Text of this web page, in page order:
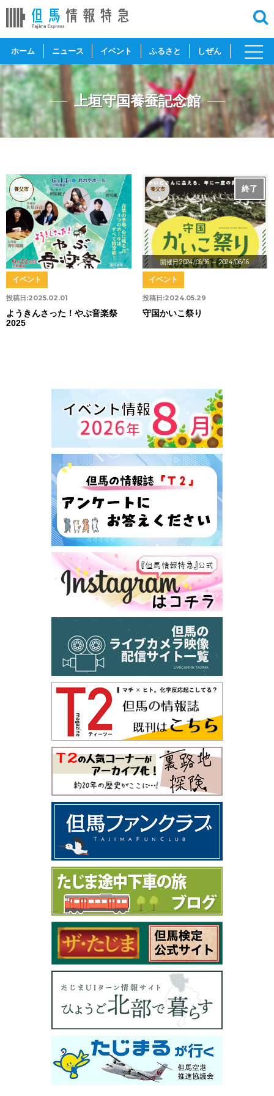
ホーム ニュース イベント ふるさと しぜん
toggle
上垣守国養蚕記念館
養父市
投稿日:2025.02.01
イベント
ようきんさった！やぶ音楽祭
2025
開催日:2024/06/16～ 2024/06/16
終了
養父市
投稿日:2024.05.29
イベント
守国かいこ祭り